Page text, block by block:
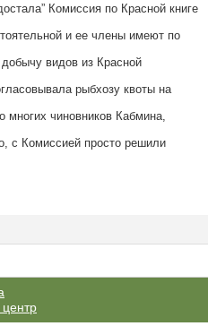
Комиссия по Красной книге
и ее члены имеют по
видов из Красной
рыбхозу квоты на
многих чиновников Кабмина,
с Комиссией просто решили
центр